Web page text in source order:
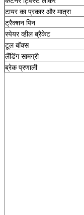
टायर का प्रकार और मात्रा
ट्रैक्शन पिन
स्पेयर व्हील ब्रैकेट
टूल बॉक्स
लैंडिंग सामग्री
ब्रेक प्रणाली